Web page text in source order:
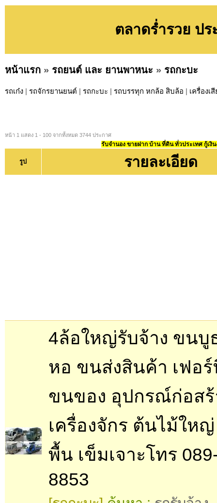
ตลาดร่ำรวย ป
หน้าแรก » รถยนต์ และ ยานพาหนะ » รถกะบะ
รถเก๋ง | รถจักรยานยนต์ | รถกะบะ | รถบรรทุก หกล้อ สิบล้อ | เครื่องเ
หน้า 1 แสดง 1 - 100 จากทั้งหมด 3744 ประกาศ
รับจำนอง ขายฝาก บ้าน ที่ดิน ทั่วประเทศ กู้เงิ
รูป รายละเอียด
4ล้อใหญ่รับจ้าง ขนบู
หอ ขนส่งสินค้า เฟอร์
ขนของ อุปกรณ์ก่อสร้
เครื่องจักร ต้นไม้ให
พื้น เข็มเจาะโทร
8853